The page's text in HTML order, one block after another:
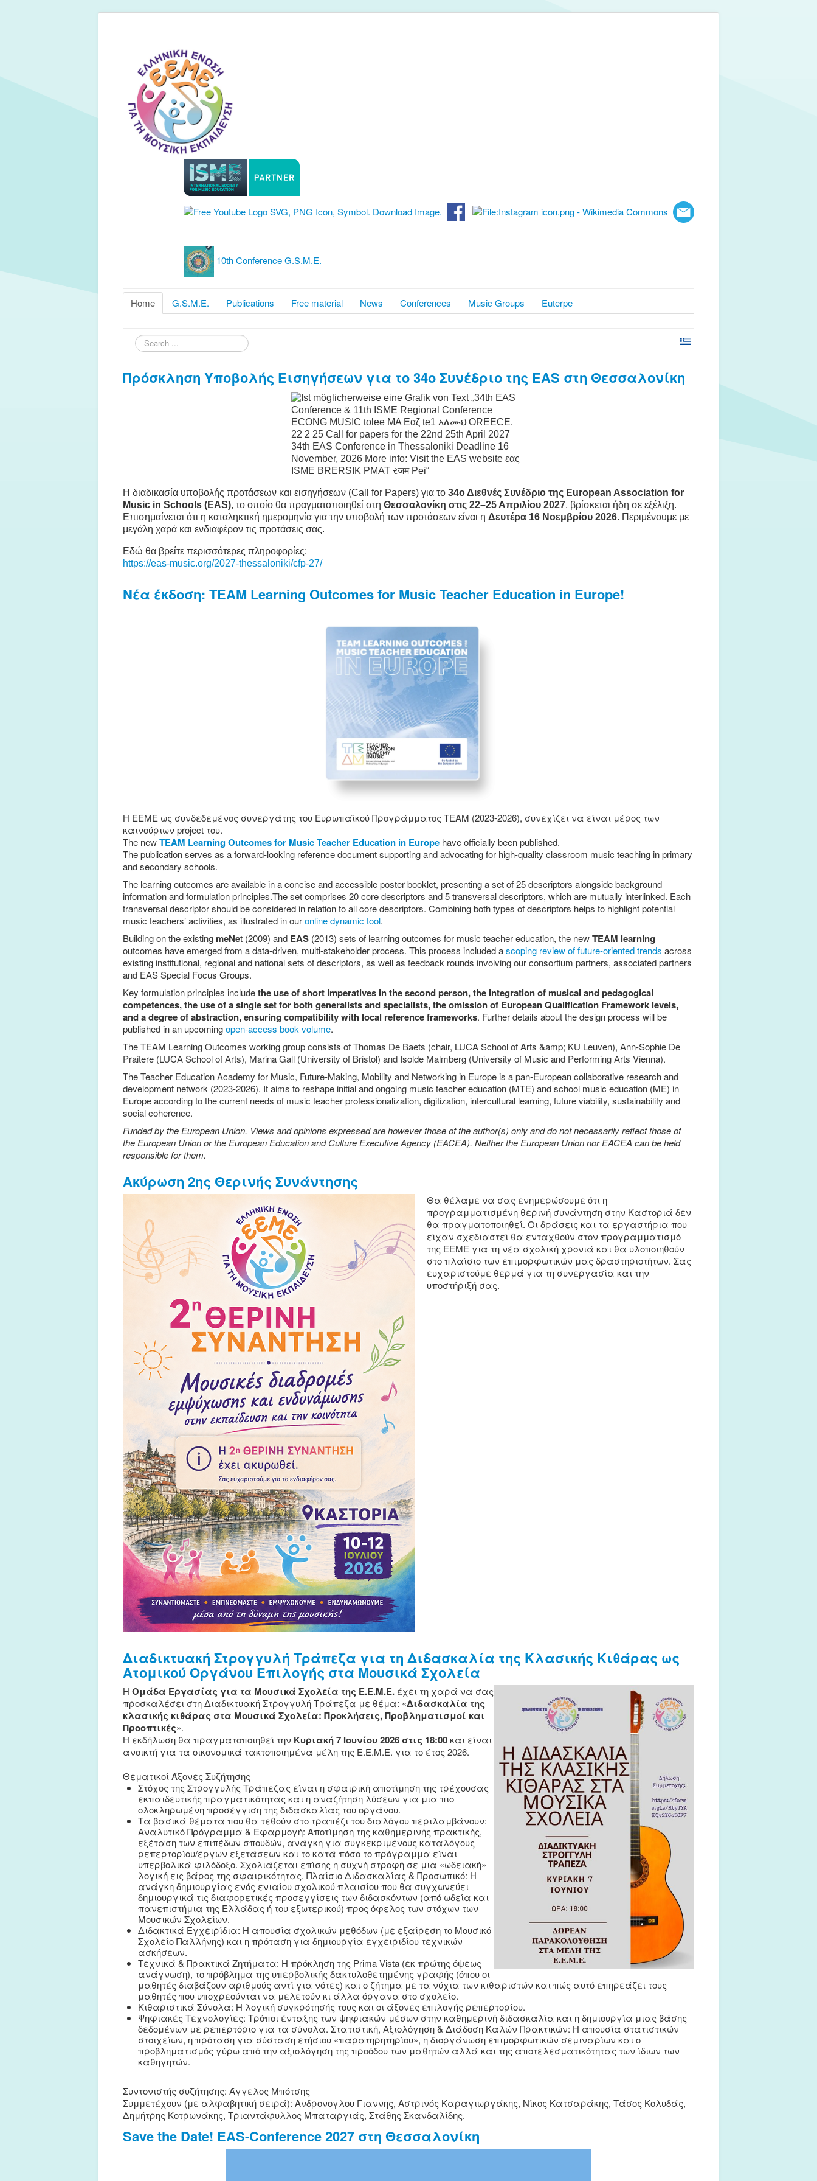
10th Conference G.S.M.E.
Home G.S.M.E. Publications Free material News Conferences Music Groups Euterpe
Search
...
Πρόσκληση Υποβολής Εισηγήσεων για το 34ο Συνέδριο της EAS στη Θεσσαλονίκη
Η διαδικασία υποβολής προτάσεων και εισηγήσεων (Call for Papers) για το 34ο Διεθνές Συνέδριο της European Association for
Music in Schools (EAS), το οποίο θα πραγματοποιηθεί στη Θεσσαλονίκη στις 22–25 Απριλίου 2027, βρίσκεται ήδη σε εξέλιξη.
Επισημαίνεται ότι η καταληκτική ημερομηνία για την υποβολή των προτάσεων είναι η Δευτέρα 16 Νοεμβρίου 2026. Περιμένουμε με
μεγάλη χαρά και ενδιαφέρον τις προτάσεις σας.
Εδώ θα βρείτε περισσότερες πληροφορίες:
https://eas-music.org/2027-thessaloniki/cfp-27/
Νέα έκδοση: TEAM Learning Outcomes for Music Teacher Education in Europe!
H EEME ως συνδεδεμένος συνεργάτης του Ευρωπαϊκού Προγράμματος ΤΕΑΜ (2023-2026), συνεχίζει να είναι μέρος των
καινούριων project του.
The newTEAM Learning Outcomes for Music Teacher Education in Europe have officially been published.
The publication serves as a forward-looking reference document supporting and advocating for high-quality classroom music teaching in primary
and secondary schools.
The learning outcomes are available in a concise and accessible poster booklet, presenting a set of 25 descriptors alongside background
information and formulation principles.The set comprises 20 core descriptors and 5 transversal descriptors, which are mutually interlinked. Each
transversal descriptor should be considered in relation to all core descriptors. Combining both types of descriptors helps to highlight potential
music teachers’ activities, as illustrated in ouronline dynamic tool.
Building on the existing meNet (2009) and EAS (2013) sets of learning outcomes for music teacher education, the newTEAM learning
outcomes have emerged from a data-driven, multi-stakeholder process. This process included ascoping review of future-oriented trends across
existing institutional, regional and national sets of descriptors, as well as feedback rounds involving our consortium partners, associated partners
and EAS Special Focus Groups.
Key formulation principles includethe use of short imperatives in the second person, the integration of musical and pedagogical
competences, the use of a single set for both generalists and specialists, the omission of European Qualification Framework levels,
and a degree of abstraction, ensuring compatibility with local reference frameworks. Further details about the design process will be
published in an upcomingopen-access book volume.
The TEAM Learning Outcomes working group consists of Thomas De Baets (chair, LUCA School of Arts &amp; KU Leuven), Ann-Sophie De
Praitere (LUCA School of Arts), Marina Gall (University of Bristol) and Isolde Malmberg (University of Music and Performing Arts Vienna).
The Teacher Education Academy for Music, Future-Making, Mobility and Networking in Europe is a pan-European collaborative research and
development network (2023-2026). It aims to reshape initial and ongoing music teacher education (MTE) and school music education (ME) in
Europe according to the current needs of music teacher professionalization, digitization, intercultural learning, future viability, sustainability and
social coherence.
Funded by the European Union. Views and opinions expressed are however those of the author(s) only and do not necessarily reflect those of
the European Union or the European Education and Culture Executive Agency (EACEA). Neither the European Union nor EACEA can be held
responsible for them.
Ακύρωση 2ης Θερινής Συνάντησης
Θα θέλαμε να σας ενημερώσουμε ότι η
προγραμματισμένη θερινή συνάντηση στην Καστοριά δεν
θα πραγματοποιηθεί. Οι δράσεις και τα εργαστήρια που
είχαν σχεδιαστεί θα ενταχθούν στον προγραμματισμό
της ΕΕΜΕ για τη νέα σχολική χρονιά και θα υλοποιηθούν
στο πλαίσιο των επιμορφωτικών μας δραστηριοτήτων. Σας
ευχαριστούμε θερμά για τη συνεργασία και την
υποστήριξή σας.
Διαδικτυακή Στρογγυλή Τράπεζα για τη Διδασκαλία της Κλασικής Κιθάρας ως
Ατομικού Οργάνου Επιλογής στα Μουσικά Σχολεία
Η Ομάδα Εργασίας για τα Μουσικά Σχολεία της Ε.Ε.Μ.Ε. έχει τη χαρά να σας
προσκαλέσει στη Διαδικτυακή Στρογγυλή Τράπεζα με θέμα: «Διδασκαλία της
κλασικής κιθάρας στα Μουσικά Σχολεία: Προκλήσεις, Προβληματισμοί και
Προοπτικές».
Η εκδήλωση θα πραγματοποιηθεί την Κυριακή 7 Ιουνίου 2026 στις 18:00και είναι
ανοικτή για τα οικονομικά τακτοποιημένα μέλη της Ε.Ε.Μ.Ε. για το έτος 2026.
Θεματικοί Άξονες Συζήτησης
Στόχος της Στρογγυλής Τράπεζας είναι η σφαιρική αποτίμηση της τρέχουσας
εκπαιδευτικής πραγματικότητας και η αναζήτηση λύσεων για μια πιο
ολοκληρωμένη προσέγγιση της διδασκαλίας του οργάνου.
Τα βασικά θέματα που θα τεθούν στο τραπέζι του διαλόγου περιλαμβάνουν:
Αναλυτικό Πρόγραμμα & Εφαρμογή: Αποτίμηση της καθημερινής πρακτικής,
εξέταση των επιπέδων σπουδών, ανάγκη για συγκεκριμένους καταλόγους
ρεπερτορίου/έργων εξετάσεων και το κατά πόσο το πρόγραμμα είναι
υπερβολικά φιλόδοξο. Σχολιάζεται επίσης η συχνή στροφή σε μια «ωδειακή»
λογική εις βάρος της σφαιρικότητας. Πλαίσιο Διδασκαλίας & Προσωπικό: Η
ανάγκη δημιουργίας ενός ενιαίου σχολικού πλαισίου που θα συγχωνεύει
δημιουργικά τις διαφορετικές προσεγγίσεις των διδασκόντων (από ωδεία και
πανεπιστήμια της Ελλάδας ή του εξωτερικού) προς όφελος των στόχων των
Μουσικών Σχολείων.
Διδακτικά Εγχειρίδια: Η απουσία σχολικών μεθόδων (με εξαίρεση το Μουσικό
Σχολείο Παλλήνης) και η πρόταση για δημιουργία εγχειριδίου τεχνικών
ασκήσεων.
Τεχνικά & Πρακτικά Ζητήματα: Η πρόκληση της Prima Vista (εκ πρώτης όψεως
ανάγνωση), το πρόβλημα της υπερβολικής δακτυλοθετημένης γραφής (όπου οι
μαθητές διαβάζουν αριθμούς αντί για νότες) και ο ζήτημα με τα νύχια των κιθαριστών και πώς αυτό επηρεάζει τους
μαθητές που υποχρεούνται να μελετούν κι άλλα όργανα στο σχολείο.
Κιθαριστικά Σύνολα: Η λογική συγκρότησής τους και οι άξονες επιλογής ρεπερτορίου.
Ψηφιακές Τεχνολογίες: Τρόποι ένταξης των ψηφιακών μέσων στην καθημερινή διδασκαλία και η δημιουργία μιας βάσης
δεδομένων με ρεπερτόριο για τα σύνολα. Στατιστική, Αξιολόγηση & Διάδοση Καλών Πρακτικών: Η απουσία στατιστικών
στοιχείων, η πρόταση για σύσταση ετήσιου «παρατηρητηρίου», η διοργάνωση επιμορφωτικών σεμιναρίων και ο
προβληματισμός γύρω από την αξιολόγηση της προόδου των μαθητών αλλά και της αποτελεσματικότητας των ίδιων των
καθηγητών.
Συντονιστής συζήτησης: Άγγελος Μπότσης
Συμμετέχουν (με αλφαβητική σειρά): Ανδρονογλου Γιαννης, Αστρινός Καραγιωργάκης, Νίκος Κατσαράκης, Τάσος Κολυδάς,
Δημήτρης Κοτρωνάκης, Τριαντάφυλλος Μπαταργιάς, Στάθης Σκανδαλίδης.
Save the Date! EAS-Conference 2027 στη Θεσσαλoνίκη